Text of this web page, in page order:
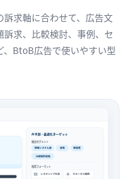
求軸に合わせて、広告文
求、比較検討、事例、セ
、BtoB広告で使いやすい型
AI予測・最適化ターゲット
抽出セグメント
情報システム部 部長 製造業
比較検討段階
推奨フォーマット
レスポンシブ広告 カルーセル画像